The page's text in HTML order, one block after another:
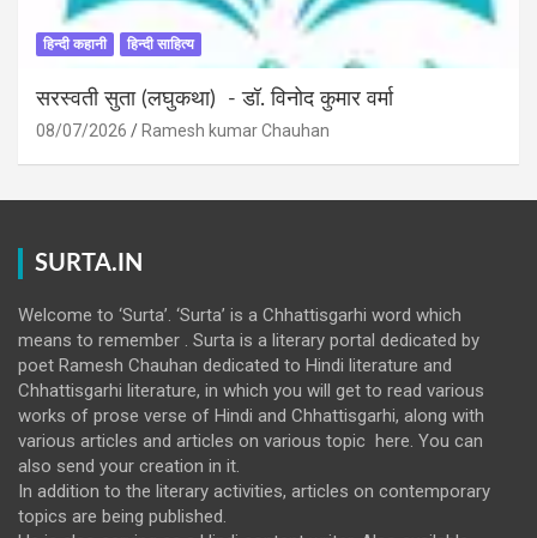
हिन्दी कहानी हिन्दी साहित्य
सरस्वती सुता (लघुकथा) ​- डॉ. विनोद कुमार वर्मा
08/07/2026 Ramesh kumar Chauhan
SURTA.IN
Welcome to ‘Surta’. ‘Surta’ is a Chhattisgarhi word which
means to remember . Surta is a literary portal dedicated by
poet Ramesh Chauhan dedicated to Hindi literature and
Chhattisgarhi literature, in which you will get to read various
works of prose verse of Hindi and Chhattisgarhi, along with
various articles and articles on various topic here. You can
also send your creation in it.
In addition to the literary activities, articles on contemporary
topics are being published.